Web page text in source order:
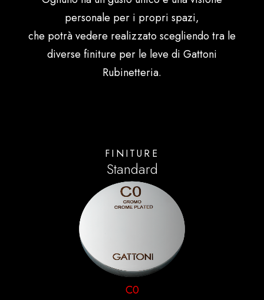
personale per i propri spazi,
che potrà vedere realizzato scegliendo tra le
diverse finiture per le leve di Gattoni
Rubinetteria.
FINITURE
Standard
C0